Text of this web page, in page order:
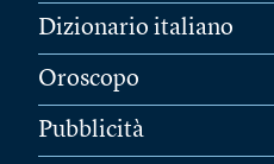
Dizionario italiano
Oroscopo
Pubblicità